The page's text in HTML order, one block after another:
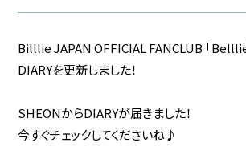
Billlie JAPAN OFFICIAL FANCLUB 「
DIARYを更新しました！
SHEONからDIARYが届きました！
今すぐチェックしてくださいね♪